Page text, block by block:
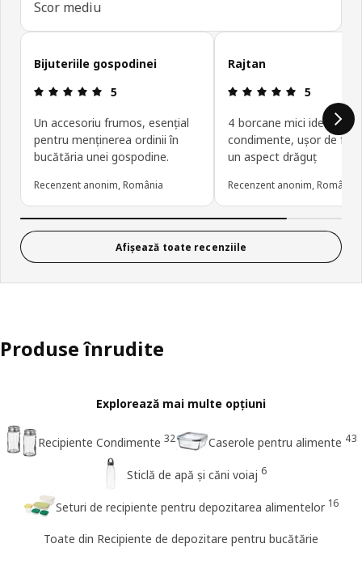
Scor mediu
Omite recenziile clienților
Bijuteriile gospodinei
Prezentare generală: 5 din 5 stele
5
Un accesoriu frumos, esențial
pentru menținerea ordinii în
bucătăria unei gospodine.
Recenzent anonim, România
Rajtan
5
4 borcane mici ideale
condimente, ușor de
un aspect drăguț
Recenzent anonim, România
Afișează toate recenziile
Produse înrudite
Explorează mai multe opțiuni
Recipiente Condimente 32 Caserole pentru alimente 43
Sticlă de apă și căni voiaj 6
Seturi de recipiente pentru depozitarea alimentelor 16
Toate din Recipiente de depozitare pentru bucătărie